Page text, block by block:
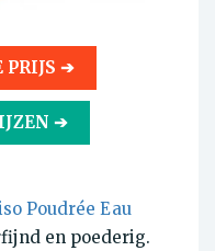
PRIJS ➔
➔
Poudrée Eau
en poederig.